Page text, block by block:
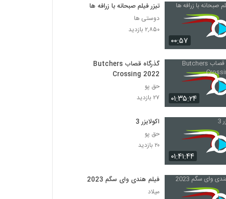
۰۰:۵۷
تیزر فیلم صبحانه با زرافه ها
دوستی ها
۲,۸۵۰ بازدید
۰۱:۳۵:۲۴
گذرگاه قصاب Butchers
Crossing 2022
حق پو
۲۷ بازدید
۰۱:۴۱:۴۴
اکولایزر 3
حق پو
۲۰ بازدید
فیلم هندی وای سگم 2023
میلاد